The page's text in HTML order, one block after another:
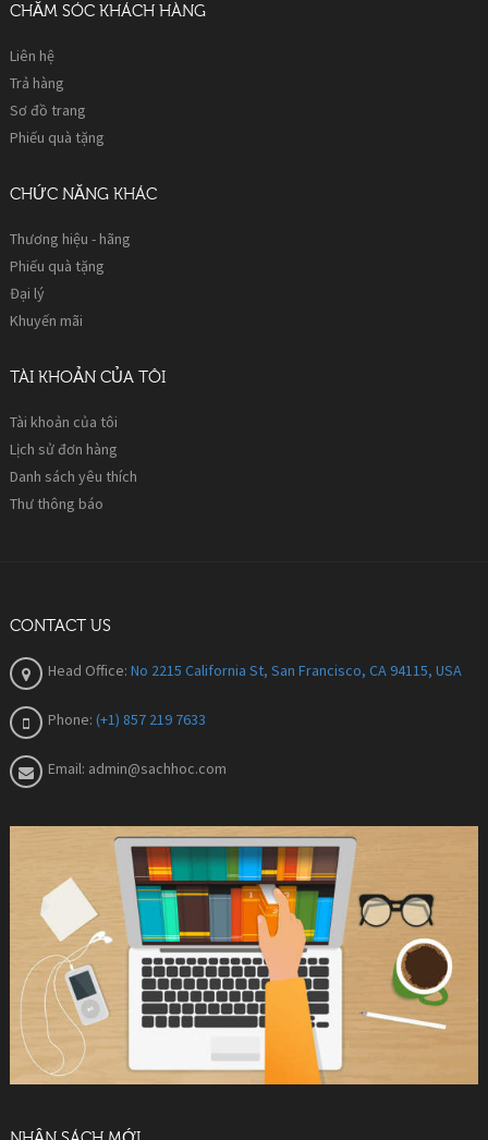
CHĂM SÓC KHÁCH HÀNG
Liên hệ
Trả hàng
Sơ đồ trang
Phiếu quà tặng
CHỨC NĂNG KHÁC
Thương hiệu - hãng
Phiếu quà tặng
Đại lý
Khuyến mãi
TÀI KHOẢN CỦA TÔI
Tài khoản của tôi
Lịch sử đơn hàng
Danh sách yêu thích
Thư thông báo
CONTACT US
Head Office: No 2215 California St, San Francisco, CA 94115, USA
Phone: (+1) 857 219 7633
Email: admin@sachhoc.com